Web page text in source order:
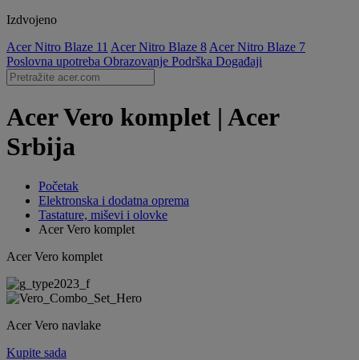
Izdvojeno
Acer Nitro Blaze 11 Acer Nitro Blaze 8 Acer Nitro Blaze 7
Poslovna upotreba Obrazovanje Podrška Događaji
Acer Vero komplet | Acer
Srbija
Početak
Elektronska i dodatna oprema
Tastature, miševi i olovke
Acer Vero komplet
Acer Vero komplet
Acer Vero navlake
Kupite sada